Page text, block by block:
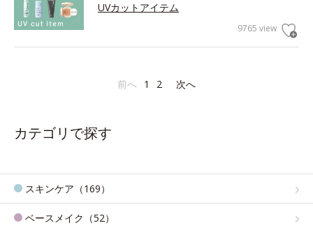
UVカットアイテム
9765 view
前へ 1 2 次へ
カテゴリで探す
スキンケア（169）
ベースメイク（52）